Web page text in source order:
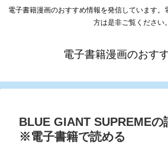
電子書籍漫画のおすすめ情報を発信しています。
方は是非ご覧ください。
電子書籍漫画のおす
BLUE GIANT SUPREMEの
※電子書籍で読める